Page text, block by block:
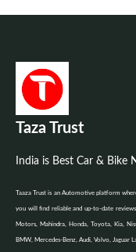
Taza Trust
India is Best Car & Bike
Taaza Trust is an Automotive platform
you will find reliable and up-to-date
Motors, Mahindra, Honda, Toyota, Kia,
BMW, Mercedes-Benz, Audi, Volvo, Jaguar